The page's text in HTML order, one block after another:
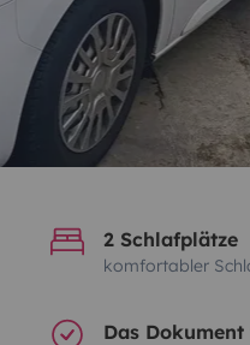
2 Schlafplätze
komfortabler
Das